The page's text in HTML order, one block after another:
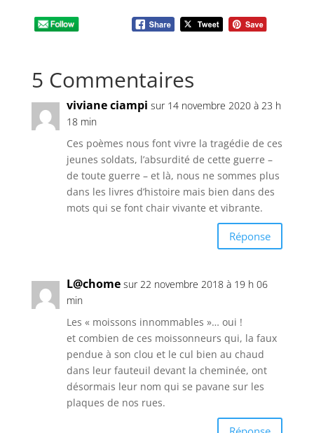
5 Commentaires
viviane ciampi sur 14 novembre 2020 à 23 h
18 min
Ces poèmes nous font vivre la tragédie de ces
jeunes soldats, l’absurdité de cette guerre –
de toute guerre – et là, nous ne sommes plus
dans les livres d’histoire mais bien dans des
mots qui se font chair vivante et vibrante.
Réponse
L@chome sur 22 novembre 2018 à 19 h 06
min
Les « moissons innommables »… oui !
et combien de ces moissonneurs qui, la faux
pendue à son clou et le cul bien au chaud
dans leur fauteuil devant la cheminée, ont
désormais leur nom qui se pavane sur les
plaques de nos rues.